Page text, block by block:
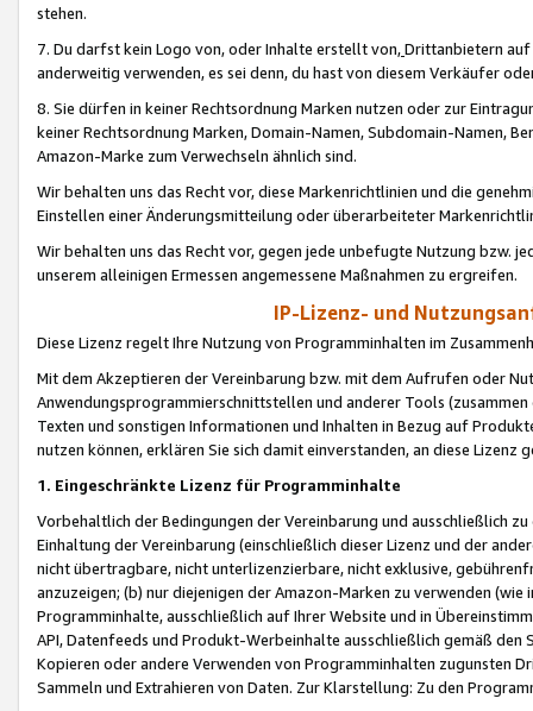
stehen.
7. Du darfst kein Logo von, oder Inhalte erstellt von,Drittanbietern auf
anderweitig verwenden, es sei denn, du hast von diesem Verkäufer
8. Sie dürfen in keiner Rechtsordnung Marken nutzen oder zur
keiner Rechtsordnung Marken, Domain-Namen, Subdomain-Namen,
Amazon-Marke zum Verwechseln ähnlich sind.
Wir behalten uns das Recht vor, diese Markenrichtlinien und die
Einstellen einer Änderungsmitteilung oder überarbeiteter
Wir behalten uns das Recht vor, gegen jede unbefugte Nutzung bzw.
unserem alleinigen Ermessen angemessene Maßnahmen zu ergreifen.
IP-Lizenz- und
Diese Lizenz regelt Ihre Nutzung von Programminhalten im
Mit dem Akzeptieren der Vereinbarung bzw. mit dem Aufrufen oder
Anwendungsprogrammierschnittstellen und anderer Tools (zusammen
Texten und sonstigen Informationen und Inhalten in Bezug auf
nutzen können, erklären Sie sich damit einverstanden, an diese Lizenz
1. Eingeschränkte Lizenz für Programminhalte
Vorbehaltlich der Bedingungen der Vereinbarung und ausschließlich
Einhaltung der Vereinbarung (einschließlich dieser Lizenz und der
nicht übertragbare, nicht unterlizenzierbare, nicht exklusive,
anzuzeigen; (b) nur diejenigen der Amazon-Marken zu verwenden
Programminhalte, ausschließlich auf Ihrer Website und in
API, Datenfeeds und Produkt-Werbeinhalte ausschließlich gemäß
Kopieren oder andere Verwenden von Programminhalten zugunsten
Sammeln und Extrahieren von Daten. Zur Klarstellung: Zu den